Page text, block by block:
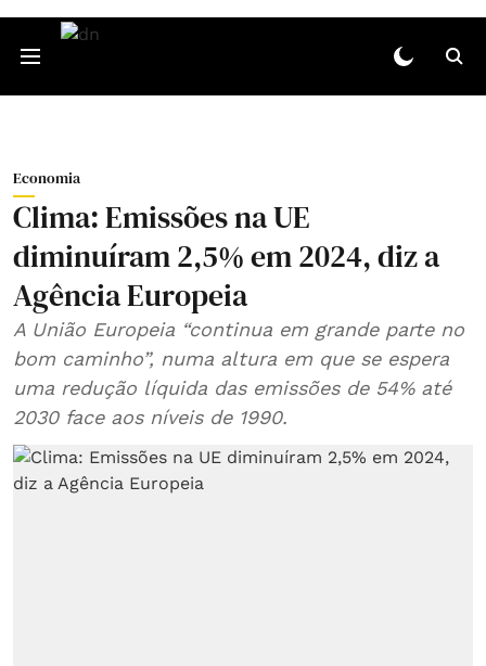
Economia
Clima: Emissões na UE
diminuíram 2,5% em 2024, diz a
Agência Europeia
A União Europeia “continua em grande parte no
bom caminho”, numa altura em que se espera
uma redução líquida das emissões de 54% até
2030 face aos níveis de 1990.